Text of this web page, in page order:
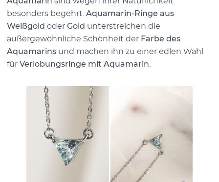
besonders begehrt. Aquamarin-Ringe aus
Weißgold oder Gold unterstreichen die
außergewöhnliche Schönheit der Farbe des
Aquamarins und machen ihn zu einer edlen Wahl
für Verlobungsringe mit Aquamarin